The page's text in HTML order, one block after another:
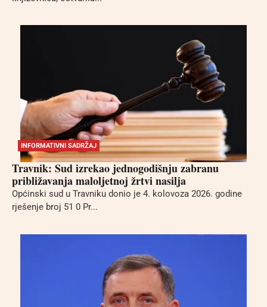
INFORMATIVNI SADRŽAJ
Travnik: Sud izrekao jednogodišnju zabranu
približavanja maloljetnoj žrtvi nasilja
Općinski sud u Travniku donio je 4. kolovoza 2026. godine
rješenje broj 51 0 Pr...